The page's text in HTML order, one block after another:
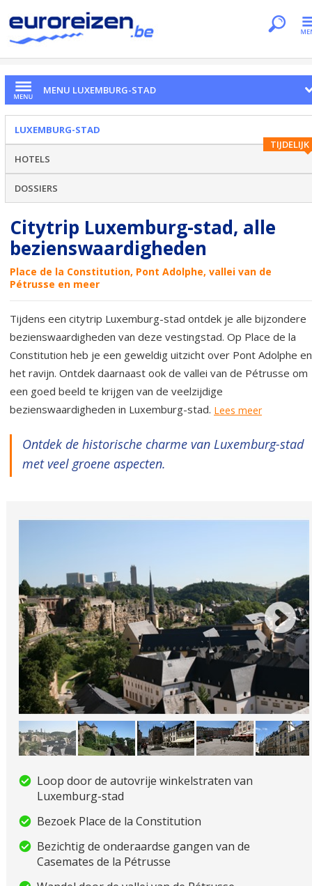
MENU LUXEMBURG-STAD
LUXEMBURG-STAD
TIJDELIJK
HOTELS
DOSSIERS
Citytrip Luxemburg-stad, alle
bezienswaardigheden
Place de la Constitution, Pont Adolphe, vallei van de
Pétrusse en meer
Tijdens een citytrip Luxemburg-stad ontdek je alle bijzondere
bezienswaardigheden van deze vestingstad. Op Place de la
Constitution heb je een geweldig uitzicht over Pont Adolphe en
het ravijn. Ontdek daarnaast ook de vallei van de Pétrusse om
een goed beeld te krijgen van de veelzijdige
bezienswaardigheden in Luxemburg-stad. Lees meer
Ontdek de historische charme van Luxemburg-stad
met veel groene aspecten.
Loop door de autovrije winkelstraten van
Luxemburg-stad
Bezoek Place de la Constitution
Bezichtig de onderaardse gangen van de
Casemates de la Pétrusse